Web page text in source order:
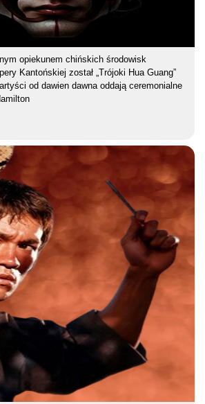
opiekunem chińskich środowisk
Kantońskiej został „Trójoki Hua Guang”
od dawien dawna oddają ceremonialne